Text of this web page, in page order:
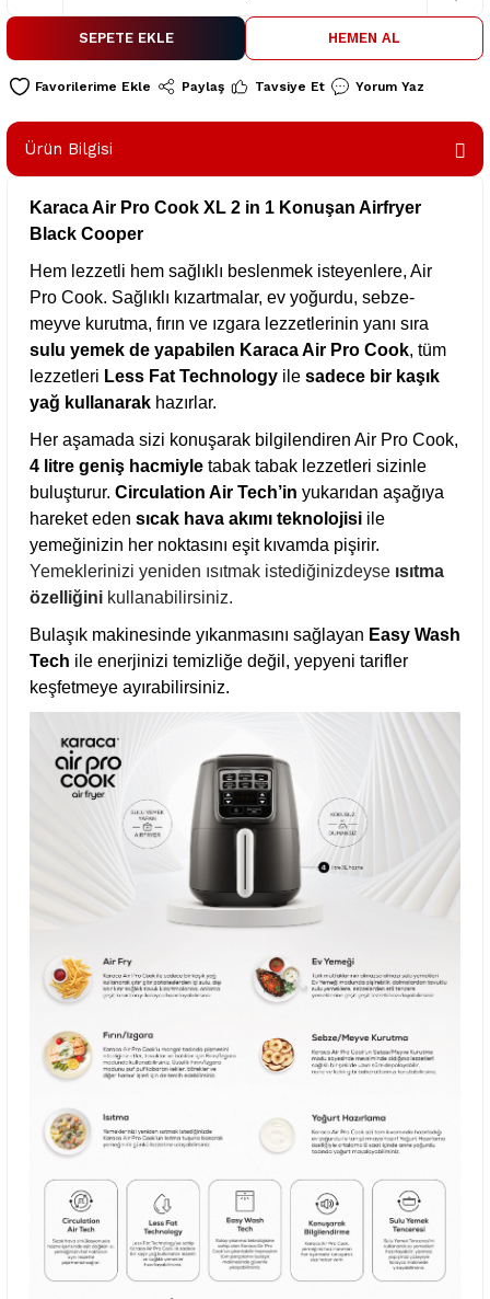
SEPETE EKLE HEMEN AL
Paylaş Tavsiye Et Yorum Yaz
Ürün Bilgisi
Karaca Air Pro Cook XL 2 in 1 Konuşan Airfryer
Black Cooper
Hem lezzetli hem sağlıklı beslenmek isteyenlere, Air
Pro Cook. Sağlıklı kızartmalar, ev yoğurdu, sebze-
meyve kurutma, fırın ve ızgara lezzetlerinin yanı sıra
sulu yemek de yapabilen Karaca Air Pro Cook, tüm
lezzetleri Less Fat Technology ile sadece bir kaşık
yağ kullanarak hazırlar.
Her aşamada sizi konuşarak bilgilendiren Air Pro Cook,
4 litre geniş hacmiyle tabak tabak lezzetleri sizinle
buluşturur. Circulation Air Tech’in yukarıdan aşağıya
hareket eden sıcak hava akımı teknolojisi ile
yemeğinizin her noktasını eşit kıvamda pişirir.
Yemeklerinizi yeniden ısıtmak istediğinizdeyse ısıtma
özelliğini kullanabilirsiniz.
Bulaşık makinesinde yıkanmasını sağlayan Easy Wash
Tech ile enerjinizi temizliğe değil, yepyeni tarifler
keşfetmeye ayırabilirsiniz.